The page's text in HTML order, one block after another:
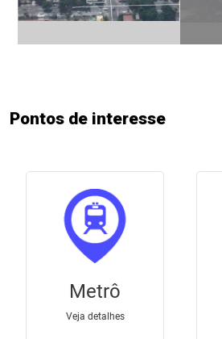
Pontos de interesse